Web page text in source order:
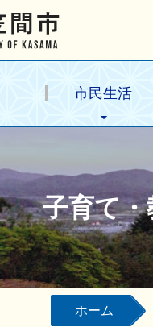
市民生活
子育て
ホーム